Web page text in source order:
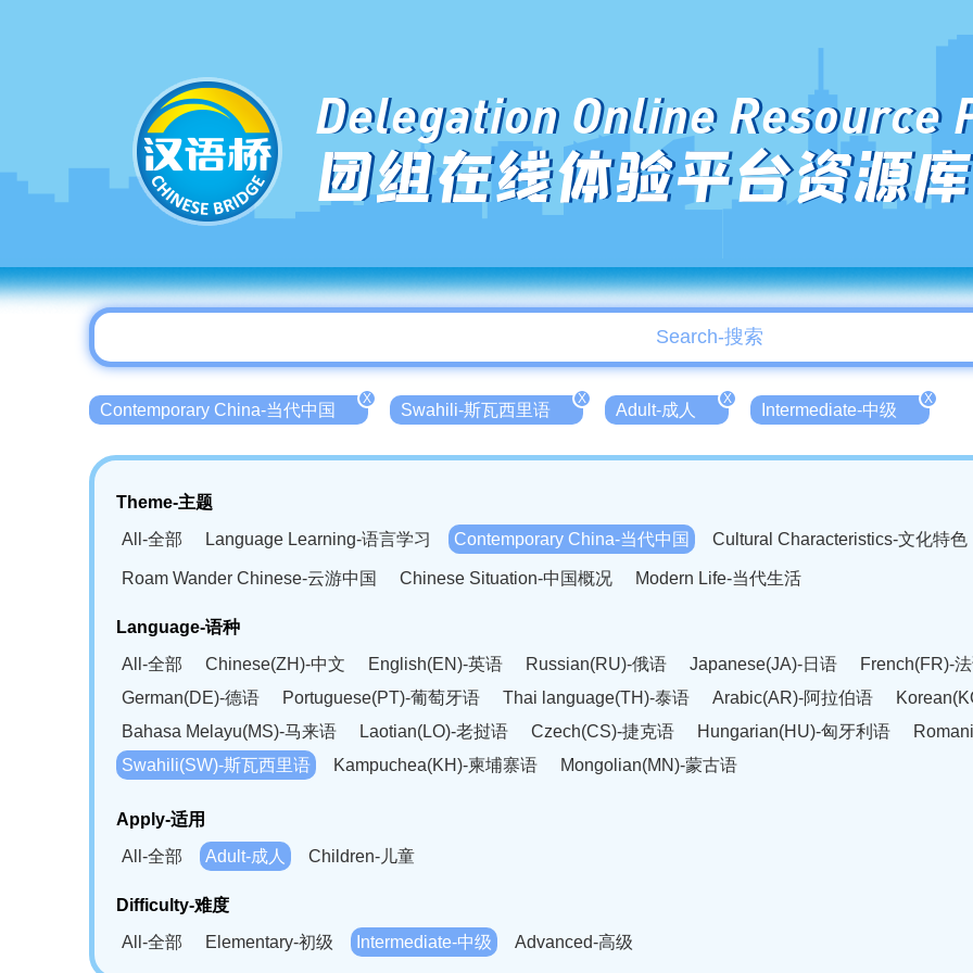
Delegation Online Resource
团组在线体验平台资源库
Contemporary China-当代中国
X
Swahili-斯瓦西里语
X
Adult-成人
X
Intermediate-中级
X
Theme-主题
All-全部
Language Learning-语言学习 Contemporary China-当代中国 Cultural Characteristics-文化特色
Roam Wander Chinese-云游中国 Chinese Situation-中国概况 Modern Life-当代生活
Language-语种
All-全部
Chinese(ZH)-中文 English(EN)-英语 Russian(RU)-俄语 Japanese(JA)-日语
French(FR)-
German(DE)-德语
Portuguese(PT)-葡萄牙语 Thai language(TH)-泰语 Arabic(AR)-阿拉伯语
Bahasa Melayu(MS)-马来语
Laotian(LO)-老挝语 Czech(CS)-捷克语 Hungarian(HU)-匈牙利语
Swahili(SW)-斯瓦西里语
Kampuchea(KH)-柬埔寨语 Mongolian(MN)-蒙古语
Apply-适用
All-全部
Adult-成人 Children-儿童
Difficulty-难度
All-全部
Elementary-初级 Intermediate-中级 Advanced-高级